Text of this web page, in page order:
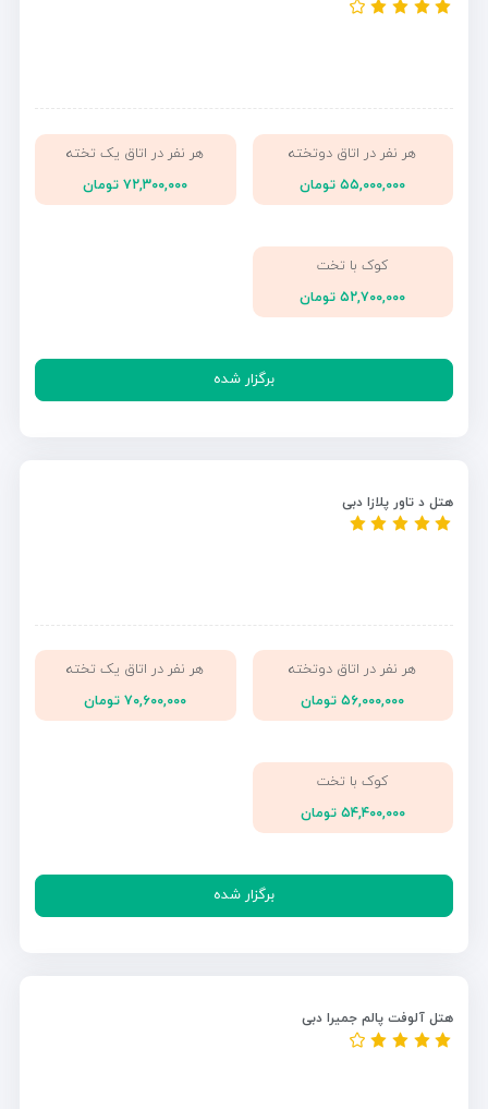
هر نفر در اتاق دوتخته
۵۵,۰۰۰,۰۰۰ تومان
هر نفر در اتاق یک تخته
۷۲,۳۰۰,۰۰۰ تومان
کوک با تخت
۵۲,۷۰۰,۰۰۰ تومان
برگزار شده
هتل د تاور پلازا دبی
هر نفر در اتاق دوتخته
۵۶,۰۰۰,۰۰۰ تومان
هر نفر در اتاق یک تخته
۷۰,۶۰۰,۰۰۰ تومان
کوک با تخت
۵۴,۴۰۰,۰۰۰ تومان
برگزار شده
هتل آلوفت پالم جمیرا دبی